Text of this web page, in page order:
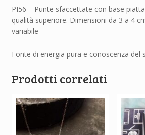
PI56 – Punte sfaccettate con base
qualità superiore. Dimensioni da 3 a 4
variabile
Fonte di energia pura e conoscenza del
Prodotti correlati